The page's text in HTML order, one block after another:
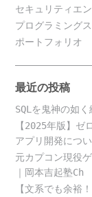
セキュリティエ
プログラミング
ポートフォリオ
最近の投稿
SQLを鬼神の如
【2025年版】
アプリ開発につ
元カプコン現役
｜岡本吉起塾Ch
【文系でも余裕